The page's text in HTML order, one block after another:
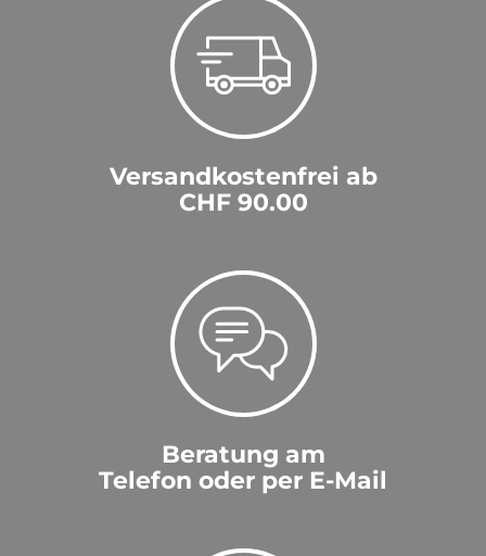
Versandkostenfrei ab
CHF 90.00
Beratung am
Telefon oder per E-Mail